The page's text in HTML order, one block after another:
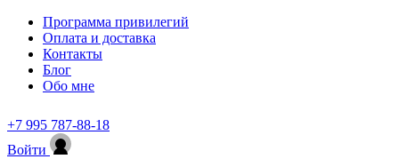
Программа привилегий
Оплата и доставка
Контакты
Блог
Обо мне
+7 995 787-88-18
Войти